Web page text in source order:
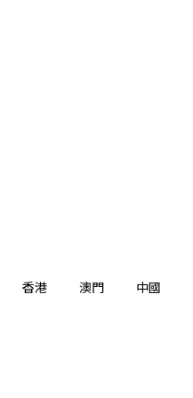
香港 澳門 中國